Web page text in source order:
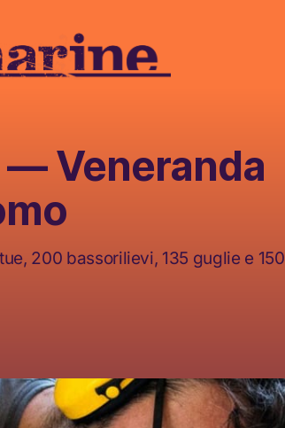
Veneranda
200 bassorilievi, 135 guglie e 150